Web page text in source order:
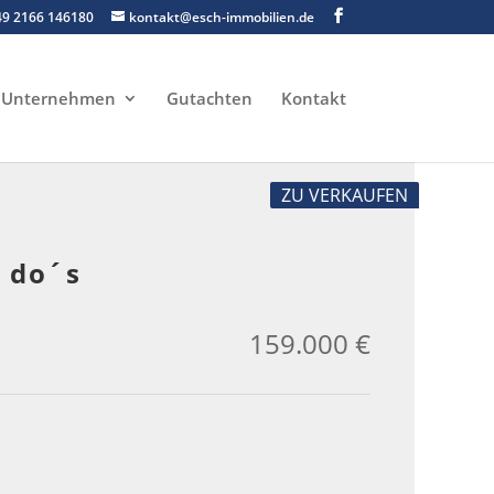
2166 146180 kontakt@esch-immobilien.de
Unternehmen Gutachten Kontakt
ZU VERKAUFEN
159.000 €